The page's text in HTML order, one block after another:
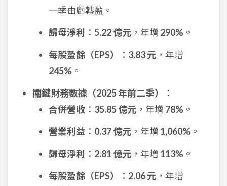
一季由虧轉盈。
歸母淨利
： 5.22 億元 ，年增 290% 。
每股盈餘（EPS）
： 3.83 元 ，年增
245% 。
關鍵財務數據（2025 年前二季）
：
合併營收 ： 35.85 億元 ，年增 78% 。
營業利益 ： 0.37 億元 ，年增 1,060% 。
歸母淨利
： 2.81 億元 ，年增 113% 。
每股盈餘（EPS）
： 2.06 元 ，年增